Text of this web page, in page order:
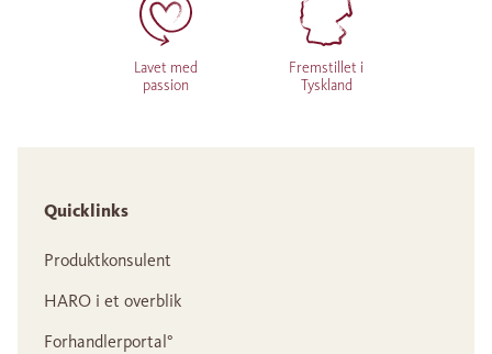
Lavet med
passion
Fremstillet i
Tyskland
Quicklinks
Produktkonsulent
HARO i et overblik
Forhandlerportal°